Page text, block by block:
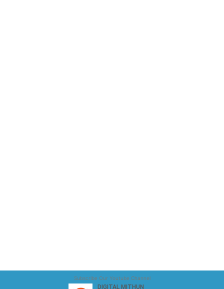
Subscribe Our Youtube Channel